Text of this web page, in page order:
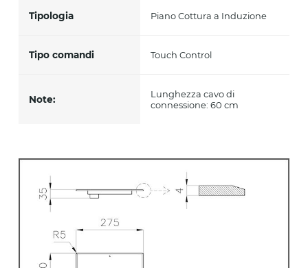
Tipologia Piano Cottura a Induzione
Tipo comandi Touch Control
Note:
Lunghezza cavo di
connessione: 60 cm